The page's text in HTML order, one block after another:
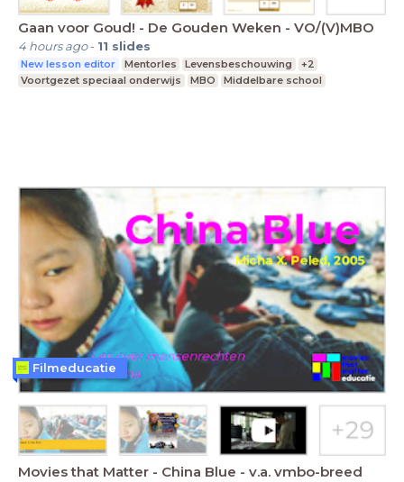
Gaan voor Goud! - De Gouden Weken - VO/(V)MBO
4 hours ago- 11 slides
New lesson editor Mentorles Levensbeschouwing
+2
Voortgezet speciaal onderwijs
MBO Middelbare school
Movies that Matter - China Blue - v.a. vmbo-breed
Filmeducatie